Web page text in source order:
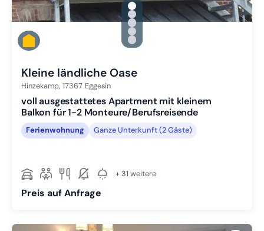
gallery.slide_selector
Zu Slide 1 wechseln
Zu Slide 2 wechseln
Zu Slide 3 wechseln
Zu Slide 4 wechseln
Zu Slide 5 wechseln
Kleine ländliche Oase
Hinzekamp, 17367 Eggesin
voll ausgestattetes Apartment mit kleinem
Balkon für 1-2 Monteure/Berufsreisende
Ferienwohnung Ganze Unterkunft (2 Gäste)
+ 31 weitere
Preis auf Anfrage